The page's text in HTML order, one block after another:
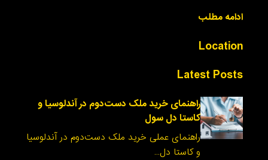
ادامه مطلب
Location
Latest Posts
راهنمای خرید ملک دست‌دوم در آندلوسیا و
کاستا دل سول
راهنمای عملی خرید ملک دست‌دوم در آندلوسیا
و کاستا دل…